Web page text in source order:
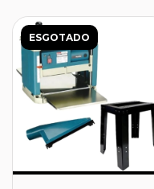
ESGOTADO